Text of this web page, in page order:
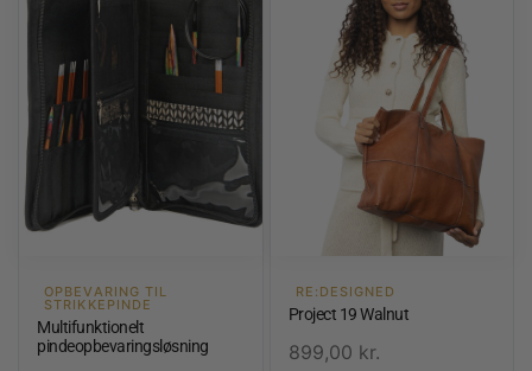
OPBEVARING TIL
STRIKKEPINDE
Multifunktionelt
pindeopbevaringsløsning
RE:DESIGNED
Project 19 Walnut
899,00 kr.